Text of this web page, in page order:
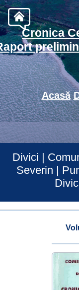
Cronica
Acasă
Divici |
Severin |